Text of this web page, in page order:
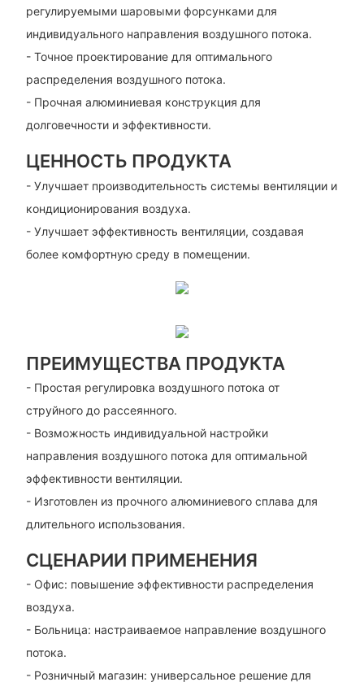
регулируемыми шаровыми форсунками для
индивидуального направления воздушного потока.
- Точное проектирование для оптимального
распределения воздушного потока.
- Прочная алюминиевая конструкция для
долговечности и эффективности.
ЦЕННОСТЬ ПРОДУКТА
- Улучшает производительность системы вентиляции и
кондиционирования воздуха.
- Улучшает эффективность вентиляции, создавая
более комфортную среду в помещении.
ПРЕИМУЩЕСТВА ПРОДУКТА
- Простая регулировка воздушного потока от
струйного до рассеянного.
- Возможность индивидуальной настройки
направления воздушного потока для оптимальной
эффективности вентиляции.
- Изготовлен из прочного алюминиевого сплава для
длительного использования.
СЦЕНАРИИ ПРИМЕНЕНИЯ
- Офис: повышение эффективности распределения
воздуха.
- Больница: настраиваемое направление воздушного
потока.
- Розничный магазин: универсальное решение для